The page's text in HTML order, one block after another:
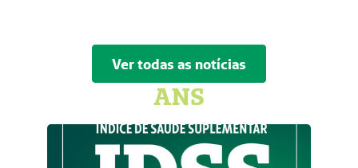
Ver todas as notícias
ANS